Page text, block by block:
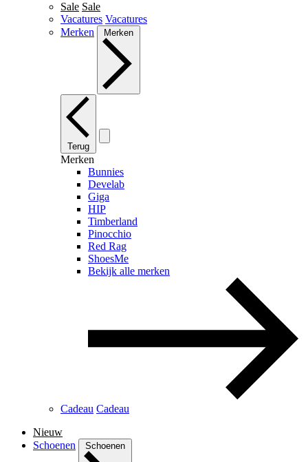
Sale Sale
Vacatures Vacatures
Merken
Merken
Terug
Merken
Bunnies
Develab
Giga
HIP
Timberland
Pinocchio
Red Rag
ShoesMe
Bekijk alle merken
Cadeau Cadeau
Nieuw
Schoenen
Schoenen